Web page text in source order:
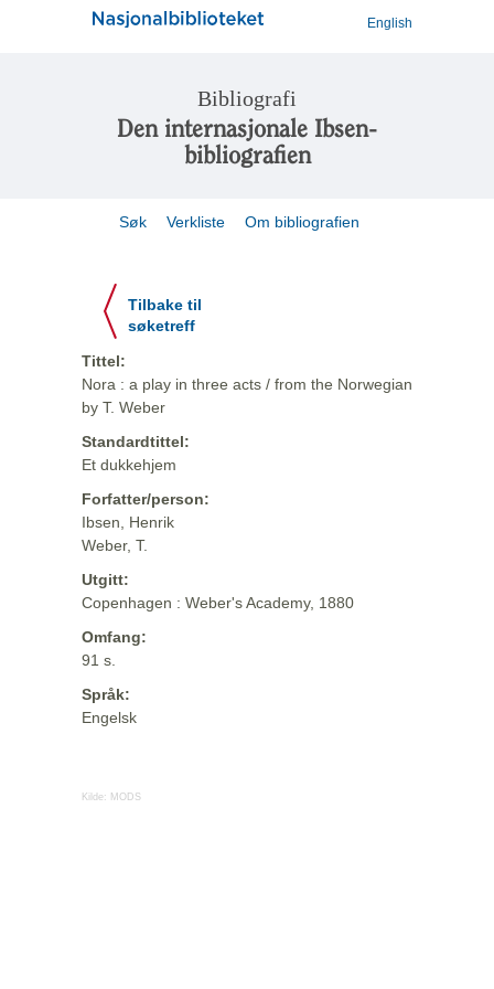
English
Bibliografi
Den internasjonale Ibsen-
bibliografien
Søk Verkliste Om bibliografien
Tilbake til
søketreff
Tittel:
Nora : a play in three acts / from the Norwegian
by T. Weber
Standardtittel:
Et dukkehjem
Forfatter/person:
Ibsen, Henrik
Weber, T.
Utgitt:
Copenhagen : Weber's Academy, 1880
Omfang:
91 s.
Språk:
Engelsk
Kilde: MODS